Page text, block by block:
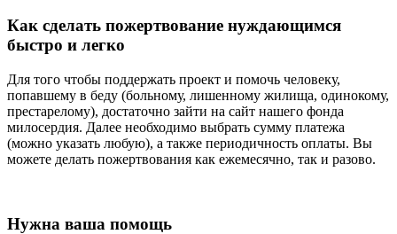
Как сделать пожертвование нуждающимся
быстро и легко
Для того чтобы поддержать проект и помочь человеку,
попавшему в беду (больному, лишенному жилища, одинокому,
престарелому), достаточно зайти на сайт нашего фонда
милосердия. Далее необходимо выбрать сумму платежа
(можно указать любую), а также периодичность оплаты. Вы
можете делать пожертвования как ежемесячно, так и разово.
Нужна ваша помощь